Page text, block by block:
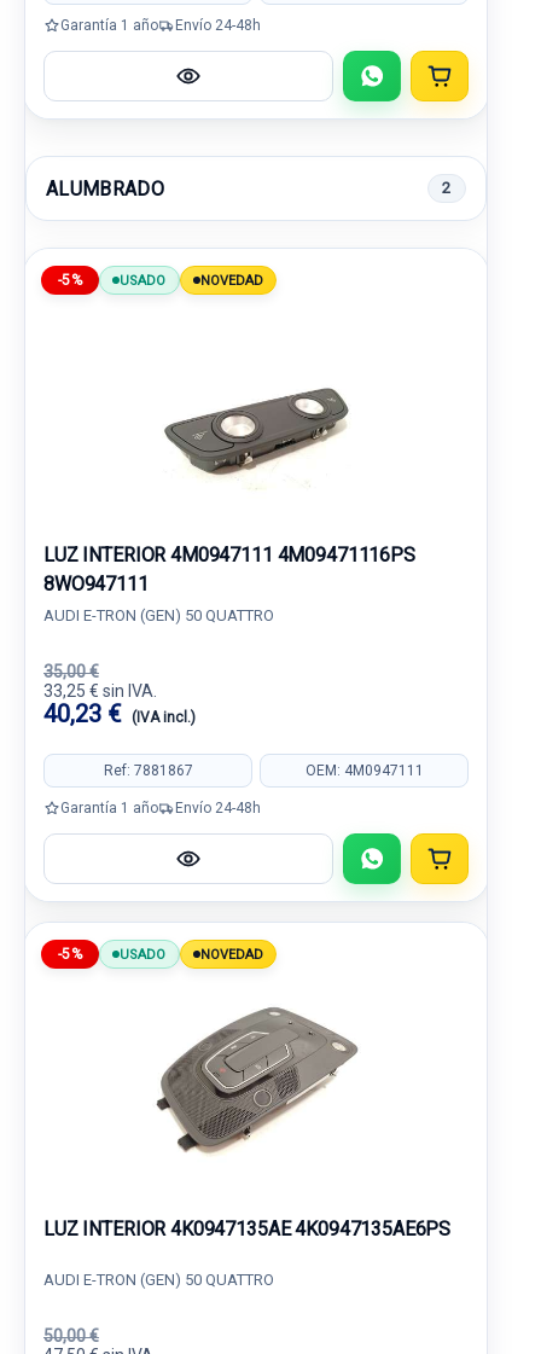
Garantía 1 año Envío 24-48h
ALUMBRADO 2
-5% USADO NOVEDAD
LUZ INTERIOR 4M0947111 4M09471116PS
8WO947111
AUDI E-TRON (GEN) 50 QUATTRO
35,00 €
33,25 € sin IVA.
40,23 € (IVA incl.)
Ref: 7881867 OEM: 4M0947111
Garantía 1 año Envío 24-48h
-5% USADO NOVEDAD
LUZ INTERIOR 4K0947135AE 4K0947135AE6PS
AUDI E-TRON (GEN) 50 QUATTRO
50,00 €